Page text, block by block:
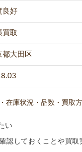
良好
買取
都大田区
在庫状況・品数・買取
い
認しておくことや買取